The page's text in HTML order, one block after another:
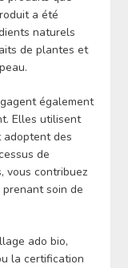
a été
naturels
de plantes et
également
Elles utilisent
des
de
vous contribuez
soin de
ado bio,
la certification